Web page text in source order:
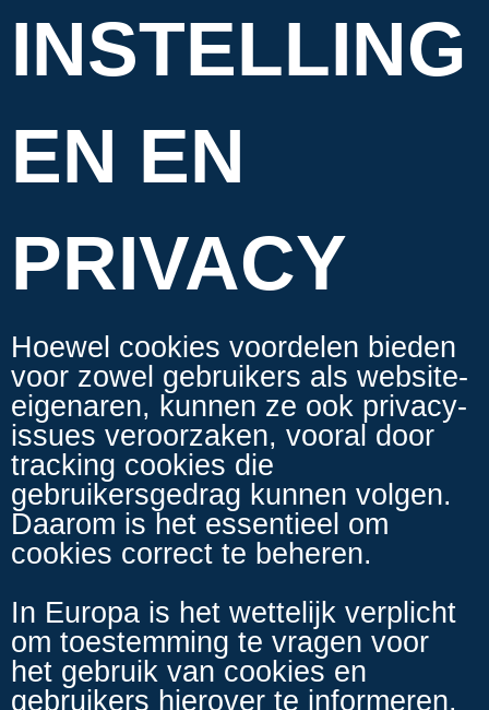
INSTELLING
EN EN
PRIVACY
Hoewel cookies voordelen bieden
voor zowel gebruikers als website-
eigenaren, kunnen ze ook privacy-
issues veroorzaken, vooral door
tracking cookies die
gebruikersgedrag kunnen volgen.
Daarom is het essentieel om
cookies correct te beheren.
In Europa is het wettelijk verplicht
om toestemming te vragen voor
het gebruik van cookies en
gebruikers hierover te informeren.